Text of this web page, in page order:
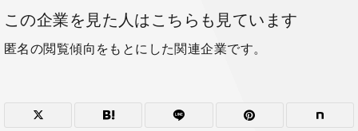
この企業を見た人はこちらも見ています
匿名の閲覧傾向をもとにした関連企業です。